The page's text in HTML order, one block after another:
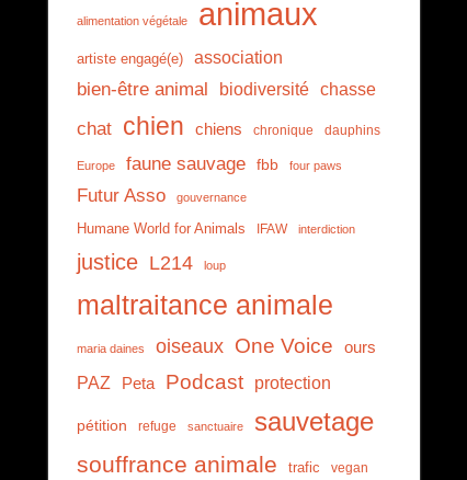
alimentation végétale animaux
artiste engagé(e) association
bien-être animal biodiversité chasse
chat chien chiens chronique dauphins
Europe faune sauvage fbb four paws
Futur Asso gouvernance
Humane World for Animals IFAW interdiction
justice L214 loup
maltraitance animale
maria daines oiseaux One Voice ours
PAZ Peta Podcast protection
pétition refuge sanctuaire sauvetage
souffrance animale trafic vegan